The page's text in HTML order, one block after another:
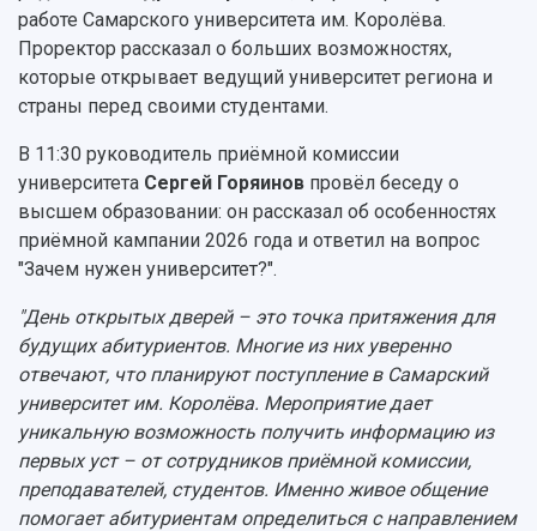
работе Самарского университета им. Королёва.
Проректор рассказал о больших возможностях,
которые открывает ведущий университет региона и
страны перед своими студентами.
В 11:30 руководитель приёмной комиссии
университета Сергей Горяинов провёл беседу о
высшем образовании: он рассказал об особенностях
приёмной кампании 2026 года и ответил на вопрос
"Зачем нужен университет?".
"День открытых дверей – это точка притяжения для
будущих абитуриентов. Многие из них уверенно
отвечают, что планируют поступление в Самарский
университет им. Королёва. Мероприятие дает
уникальную возможность получить информацию из
первых уст – от сотрудников приёмной комиссии,
преподавателей, студентов. Именно живое общение
помогает абитуриентам определиться с направлением